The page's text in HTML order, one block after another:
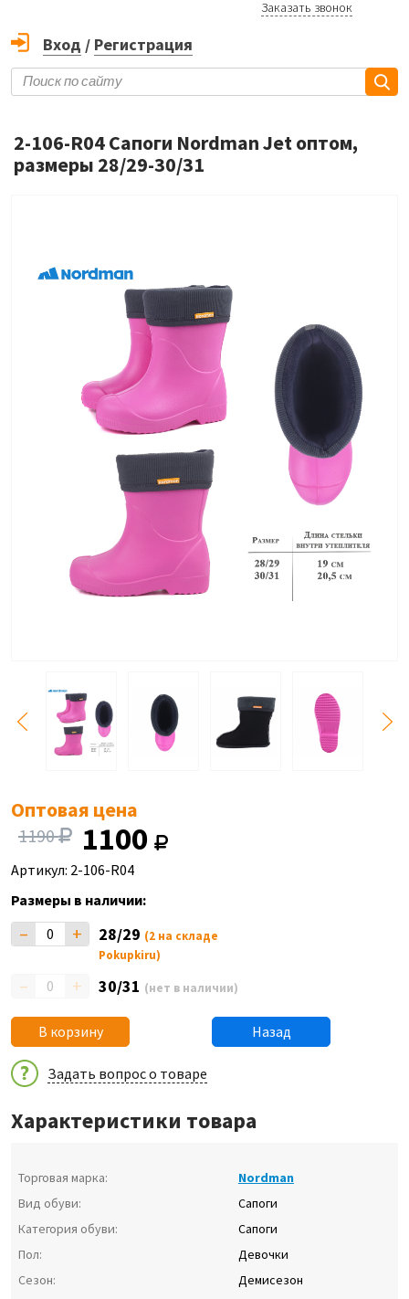
Заказать звонок
Вход / Регистрация
2-106-R04 Сапоги Nordman Jet оптом,
размеры 28/29-30/31
Оптовая цена
1190 1100
Артикул: 2-106-R04
Размеры в наличии:
– + 28/29 (2 на складе
Pokupkiru)
– + 30/31 (нет в наличии)
В корзину Назад
Задать вопрос о товаре
Характеристики товара
Торговая марка:
Nordman
Вид обуви:
Сапоги
Категория обуви:
Сапоги
Пол:
Девочки
Сезон:
Демисезон